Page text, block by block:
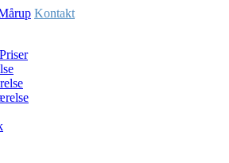
Kontakt